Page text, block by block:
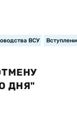
ВСУ
ДНЯ"